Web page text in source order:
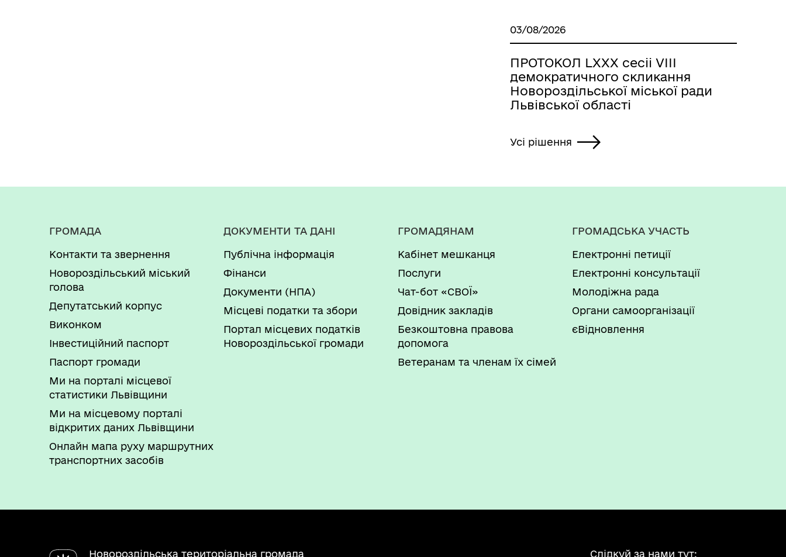
03/08/2026
ПРОТОКОЛ LХХХ сесіі VІІІ
демократичного скликання
Новороздільської міської ради
Львівської області
Усі рішення
ГРОМАДА
Контакти та звернення
Новороздільський міський
голова
Депутатський корпус
Виконком
Інвестиційний паспорт
Паспорт громади
Ми на порталі місцевої
статистики Львівщини
Ми на місцевому порталі
відкритих даних Львівщини
Онлайн мапа руху маршрутних
транспортних засобів
ДОКУМЕНТИ ТА ДАНІ
Публічна інформація
Фінанси
Документи (НПА)
Місцеві податки та збори
Портал місцевих податків
Новороздільської громади
ГРОМАДЯНАМ
Кабінет мешканця
Послуги
Чат-бот «СВОЇ»
Довідник закладів
Безкоштовна правова
допомога
Ветеранам та членам їх сімей
ГРОМАДСЬКА УЧАСТЬ
Електронні петиції
Електронні консультації
Молодіжна рада
Органи самоорганізації
єВідновлення
Новороздільська територіальна громада Слідкуй за нами тут: